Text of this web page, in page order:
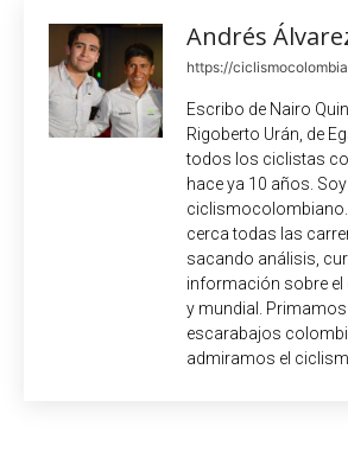
Andrés
https://
Escribo de Nairo
Rigoberto Urán, de
todos los ciclistas
hace ya 10 años.
cerca todas las
sacando análisis,
información sobre el
y mundial.
escarabajos
admiramos el